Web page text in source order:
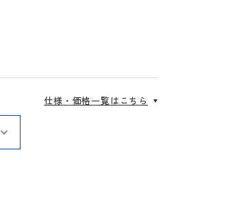
仕様・価格一覧はこちら